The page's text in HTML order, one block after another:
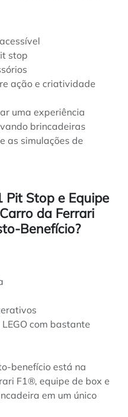
stop
ação e criatividade
uma experiência
brincadeiras
as simulações de
Pit Stop e Equipe
da Ferrari
Benefício?
com bastante
benefício está na
F1®, equipe de box e
em um único